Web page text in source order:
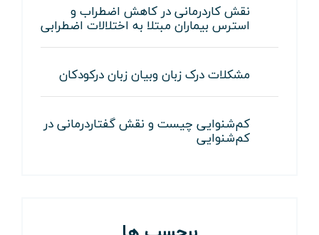
نقش کاردرمانی در کاهش اضطراب و
استرس بیماران مبتلا به اختلالات اضطرابی
مشکلات درک زبان وبیان زبان درکودکان
کم‌شنوایی چیست و نقش گفتاردرمانی در
کم‌شنوایی